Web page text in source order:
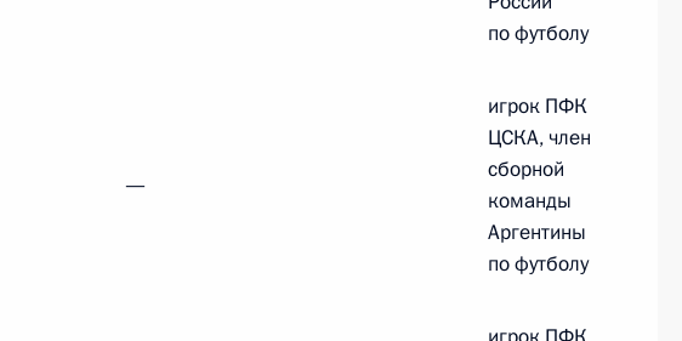
по футболу
—
игрок ПФК
ЦСКА, член
сборной
команды
Аргентины
по футболу